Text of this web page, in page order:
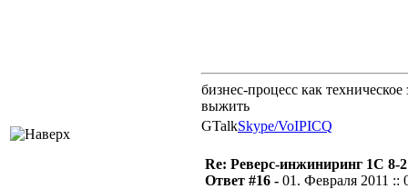
бизнес-процесс как
выжить
GTalkSkype/VoIPICQ
Re: Реверс-инжиниринг 1С 8-2
Ответ #16 - 01. Февраля 2011 ::